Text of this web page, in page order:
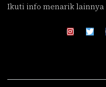
Ikuti info menarik lainnya